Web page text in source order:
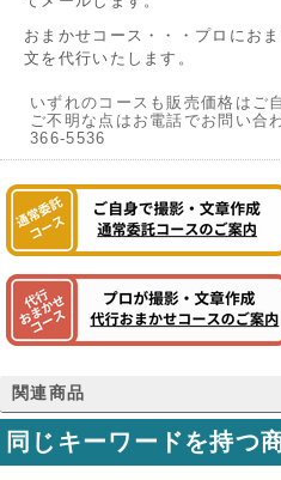
おまかせコース・・・プロにお
文を代行いたします。
いずれのコースも販売価格はご
ご不明な点はお電話でお問い
366-5536
関連商品
同じキーワードを持つ